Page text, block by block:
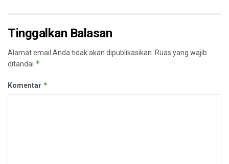
Tinggalkan Balasan
Alamat email Anda tidak akan dipublikasikan. Ruas yang wajib
ditandai *
Komentar *